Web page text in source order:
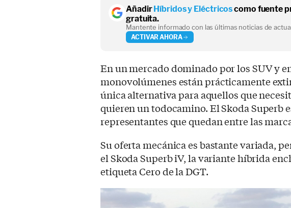
Añadir Híbridos y Eléctricoscomo fuente
gratuita.
Mantente informado con las últimas noticias de
ACTIVAR AHORA
En un mercado dominado por los SUV y
monovolúmenes están prácticamente
única alternativa para aquellos que
quieren un todocamino. El Skoda Superb
representantes que quedan entre las
Su oferta mecánica es bastante variada,
el Skoda Superb iV, la variante híbrida
etiqueta Cero de la DGT.